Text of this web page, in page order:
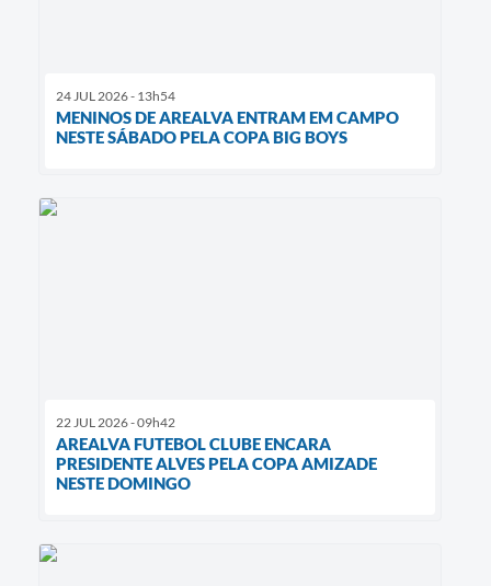
24 JUL 2026 - 13h54
MENINOS DE AREALVA ENTRAM EM CAMPO
NESTE SÁBADO PELA COPA BIG BOYS
22 JUL 2026 - 09h42
AREALVA FUTEBOL CLUBE ENCARA
PRESIDENTE ALVES PELA COPA AMIZADE
NESTE DOMINGO